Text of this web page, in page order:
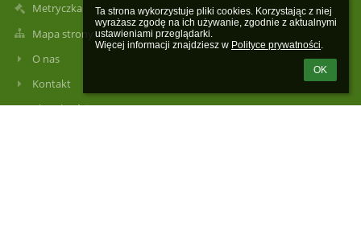
Ta strona wykorzystuje pliki cookies. Korzystając z niej
wyrażasz zgodę na ich używanie, zgodnie z aktualnymi
ustawieniami przeglądarki.
Więcej informacji znajdziesz w Polityce prywatności.
OK
Metryczka
Mapa strony
O nas
Kontakt
Aktualności